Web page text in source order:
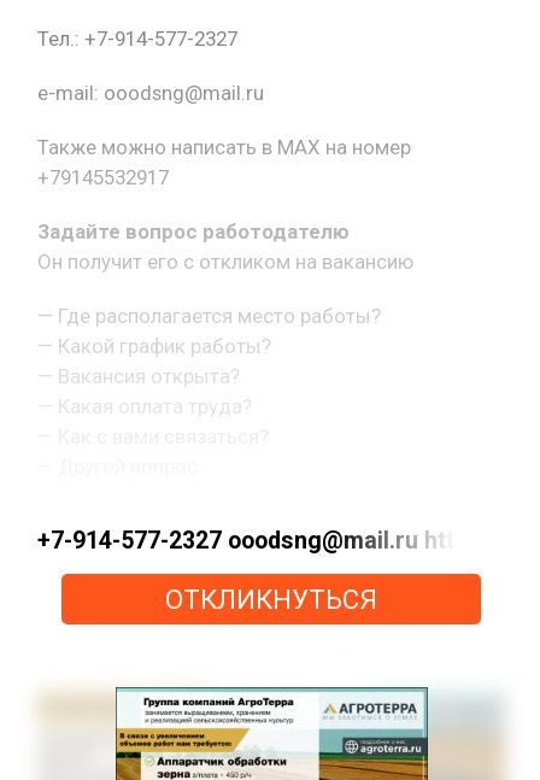
Тел.: +7-914-577-2327
e-mail: ooodsng@mail.ru
Также можно написать в MAX на номер
+79145532917
Задайте вопрос работодателю
Он получит его с откликом на вакансию
— Где располагается место работы?
— Какой график работы?
— Вакансия открыта?
— Какая оплата труда?
+7-914-577-2327 ooodsng@mail.ru https://
ОТКЛИКНУТЬСЯ